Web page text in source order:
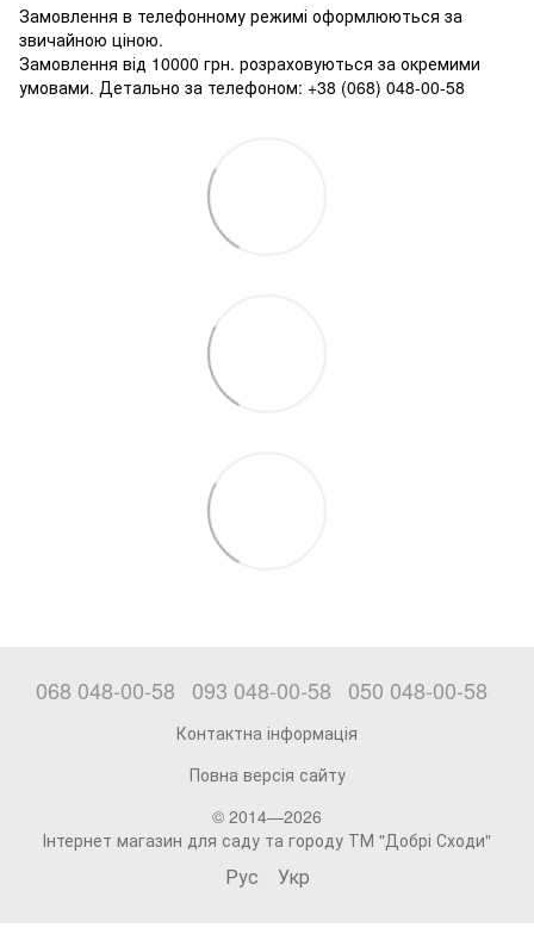
Замовлення в телефонному режимі оформлюються за
звичайною ціною.
Замовлення від 10000 грн. розраховуються за окремими
умовами. Детально за телефоном: +38 (068) 048-00-58
068 048-00-58 093 048-00-58 050 048-00-58
Контактна інформація
Повна версія сайту
© 2014—2026
Інтернет магазин для саду та городу ТМ "Добрі Сходи"
Рус Укр